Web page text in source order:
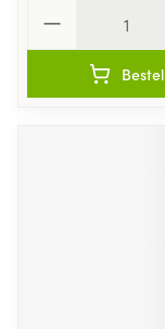
Bestel